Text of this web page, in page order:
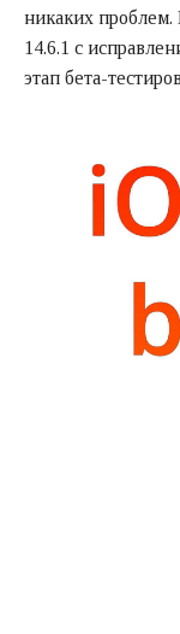
никаких
14.6.1 с
этап бета-